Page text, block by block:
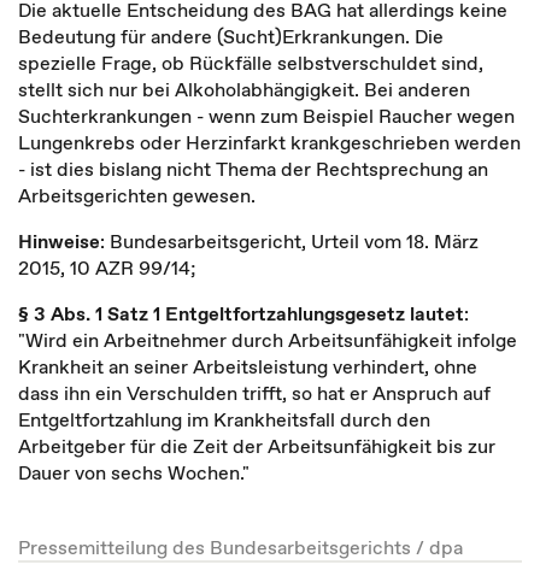
Die aktuelle Entscheidung des BAG hat allerdings keine
Bedeutung für andere (Sucht)Erkrankungen. Die
spezielle Frage, ob Rückfälle selbstverschuldet sind,
stellt sich nur bei Alkoholabhängigkeit. Bei anderen
Suchterkrankungen - wenn zum Beispiel Raucher wegen
Lungenkrebs oder Herzinfarkt krankgeschrieben werden
- ist dies bislang nicht Thema der Rechtsprechung an
Arbeitsgerichten gewesen.
Hinweise: Bundesarbeitsgericht, Urteil vom 18. März
2015, 10 AZR 99/14;
§ 3 Abs. 1 Satz 1 Entgeltfortzahlungsgesetz lautet:
"Wird ein Arbeitnehmer durch Arbeitsunfähigkeit infolge
Krankheit an seiner Arbeitsleistung verhindert, ohne
dass ihn ein Verschulden trifft, so hat er Anspruch auf
Entgeltfortzahlung im Krankheitsfall durch den
Arbeitgeber für die Zeit der Arbeitsunfähigkeit bis zur
Dauer von sechs Wochen."
Pressemitteilung des Bundesarbeitsgerichts / dpa